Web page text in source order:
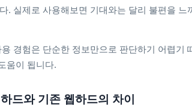
. 실제로 사용해보면 기대와는 달리 불편을
경험은 단순한 정보만으로 판단하기 어렵기
움이 됩니다.
드와 기존 웹하드의 차이